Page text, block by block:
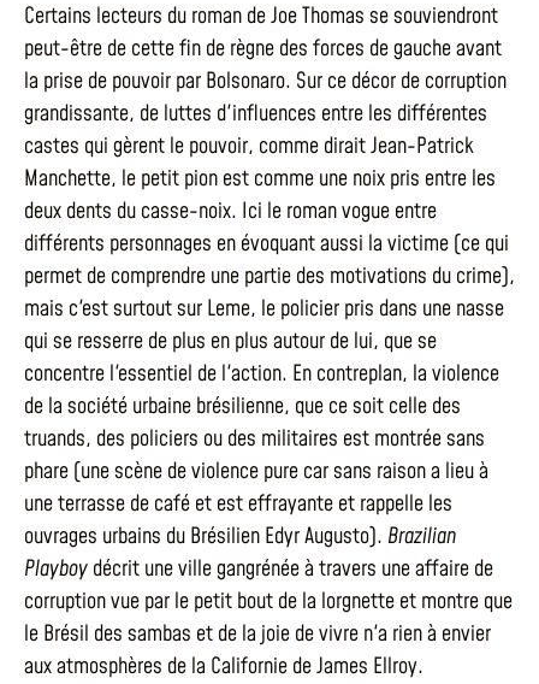
Certains lecteurs du roman de Joe Thomas se souviendront
peut-être de cette fin de règne des forces de gauche avant
la prise de pouvoir par Bolsonaro. Sur ce décor de corruption
grandissante, de luttes d'influences entre les différentes
castes qui gèrent le pouvoir, comme dirait Jean-Patrick
Manchette, le petit pion est comme une noix pris entre les
deux dents du casse-noix. Ici le roman vogue entre
différents personnages en évoquant aussi la victime (ce qui
permet de comprendre une partie des motivations du crime),
mais c'est surtout sur Leme, le policier pris dans une nasse
qui se resserre de plus en plus autour de lui, que se
concentre l'essentiel de l'action. En contreplan, la violence
de la société urbaine brésilienne, que ce soit celle des
truands, des policiers ou des militaires est montrée sans
phare (une scène de violence pure car sans raison a lieu à
une terrasse de café et est effrayante et rappelle les
ouvrages urbains du Brésilien Edyr Augusto). Brazilian
Playboy décrit une ville gangrénée à travers une affaire de
corruption vue par le petit bout de la lorgnette et montre que
le Brésil des sambas et de la joie de vivre n'a rien à envier
aux atmosphères de la Californie de James Ellroy.